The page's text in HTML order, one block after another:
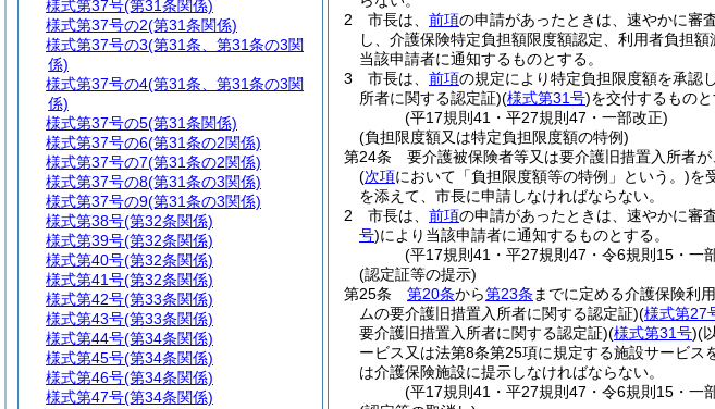
2
市長は、 前項の申請があったときは、速やかに審
し、介護保険特定負担額限度額認定、利用者負担
当該申請者に通知するものとする。
3
市長は、 前項の規定により特定負担限度額を承認
所者に関する認定証)(様式第31号)を交付するものと
(平17規則41・平27規則47・一部改正)
(負担限度額又は特定負担限度額の特例)
第24条
要介護被保険者等又は要介護旧措置入所者
(次項において「負担限度額等の特例」という。)を
を添えて、市長に申請しなければならない。
2
市長は、 前項の申請があったときは、速やかに審
号)により当該申請者に通知するものとする。
(平17規則41・平27規則47・令6規則15・一
(認定証等の提示)
第25条
第20条から第23条 までに定める介護保険利
ムの要介護旧措置入所者に関する認定証)(様式第27
要介護旧措置入所者に関する認定証)(様式第31号)(
ービス又は法第8条第25項に規定する施設サービ
は介護保険施設に提示しなければならない。
(平17規則41・平27規則47・令6規則15・一
様式第37号(第31条関係)
様式第37号の2(第31条関係)
様式第37号の3(第31条、第31条の3関
係)
様式第37号の4(第31条、第31条の3関
係)
様式第37号の5(第31条関係)
様式第37号の6(第31条の2関係)
様式第37号の7(第31条の2関係)
様式第37号の8(第31条の3関係)
様式第37号の9(第31条の3関係)
様式第38号(第32条関係)
様式第39号(第32条関係)
様式第40号(第32条関係)
様式第41号(第32条関係)
様式第42号(第33条関係)
様式第43号(第33条関係)
様式第44号(第34条関係)
様式第45号(第34条関係)
様式第46号(第34条関係)
様式第47号(第34条関係)